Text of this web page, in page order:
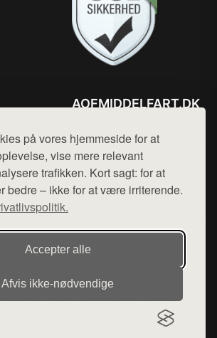
på vores hjemmeside for at
vise mere relevant
trafikken. Kort sagt: for at
bedre – ikke for at være irriterende.
Accepter alle
Afvis ikke‑nødvendige
AOFMIDDELFART.DK
Mail: hej@want.dk
Cookie- og privatlivspolitik
af want.dk, der udgiver en række
af forskellige produkter fra
sælges ikke varer fra denne side - vi
som sælger varen. Vi har heller ikke